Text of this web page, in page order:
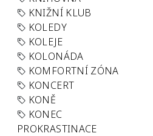
KNIŽNÍ KLUB
KOLEDY
KOLEJE
KOLONÁDA
KOMFORTNÍ ZÓNA
KONCERT
KONĚ
KONEC
PROKRASTINACE